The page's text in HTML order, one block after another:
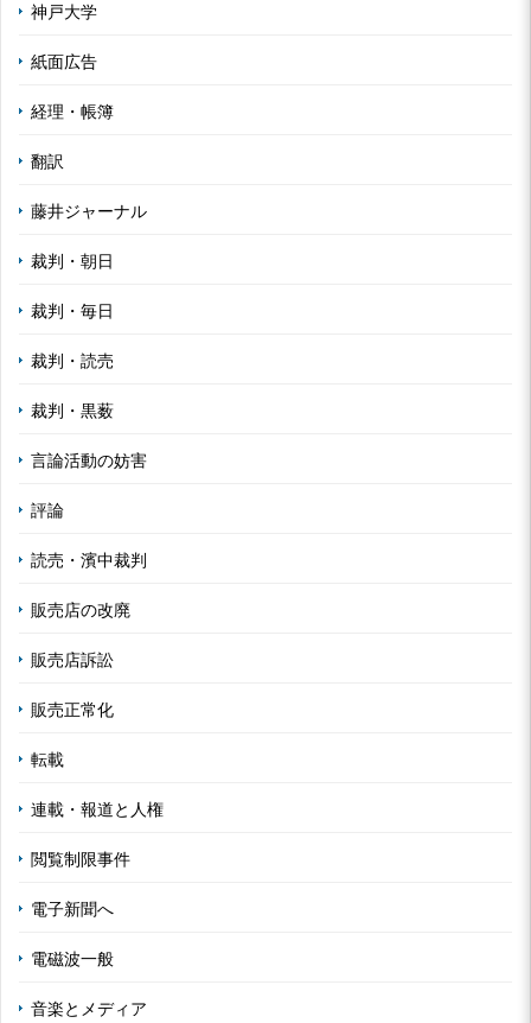
神戸大学
紙面広告
経理・帳簿
翻訳
藤井ジャーナル
裁判・朝日
裁判・毎日
裁判・読売
裁判・黒薮
言論活動の妨害
評論
読売・濱中裁判
販売店の改廃
販売店訴訟
販売正常化
転載
連載・報道と人権
閲覧制限事件
電子新聞へ
電磁波一般
音楽とメディア